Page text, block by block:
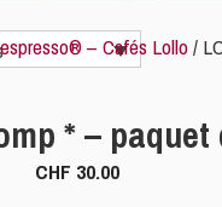
– Cafés Lollo/
* – paquet
CHF 30.00